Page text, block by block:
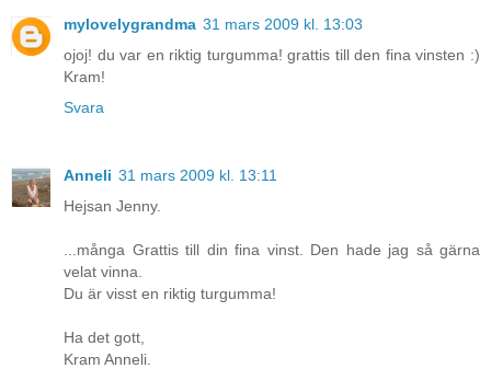
mylovelygrandma 31 mars 2009 kl. 13:03
ojoj! du var en riktig turgumma! grattis till den fina vinsten :)
Kram!
Svara
Anneli 31 mars 2009 kl. 13:11
Hejsan Jenny.
...många Grattis till din fina vinst. Den hade jag så gärna
velat vinna.
Du är visst en riktig turgumma!
Ha det gott,
Kram Anneli.